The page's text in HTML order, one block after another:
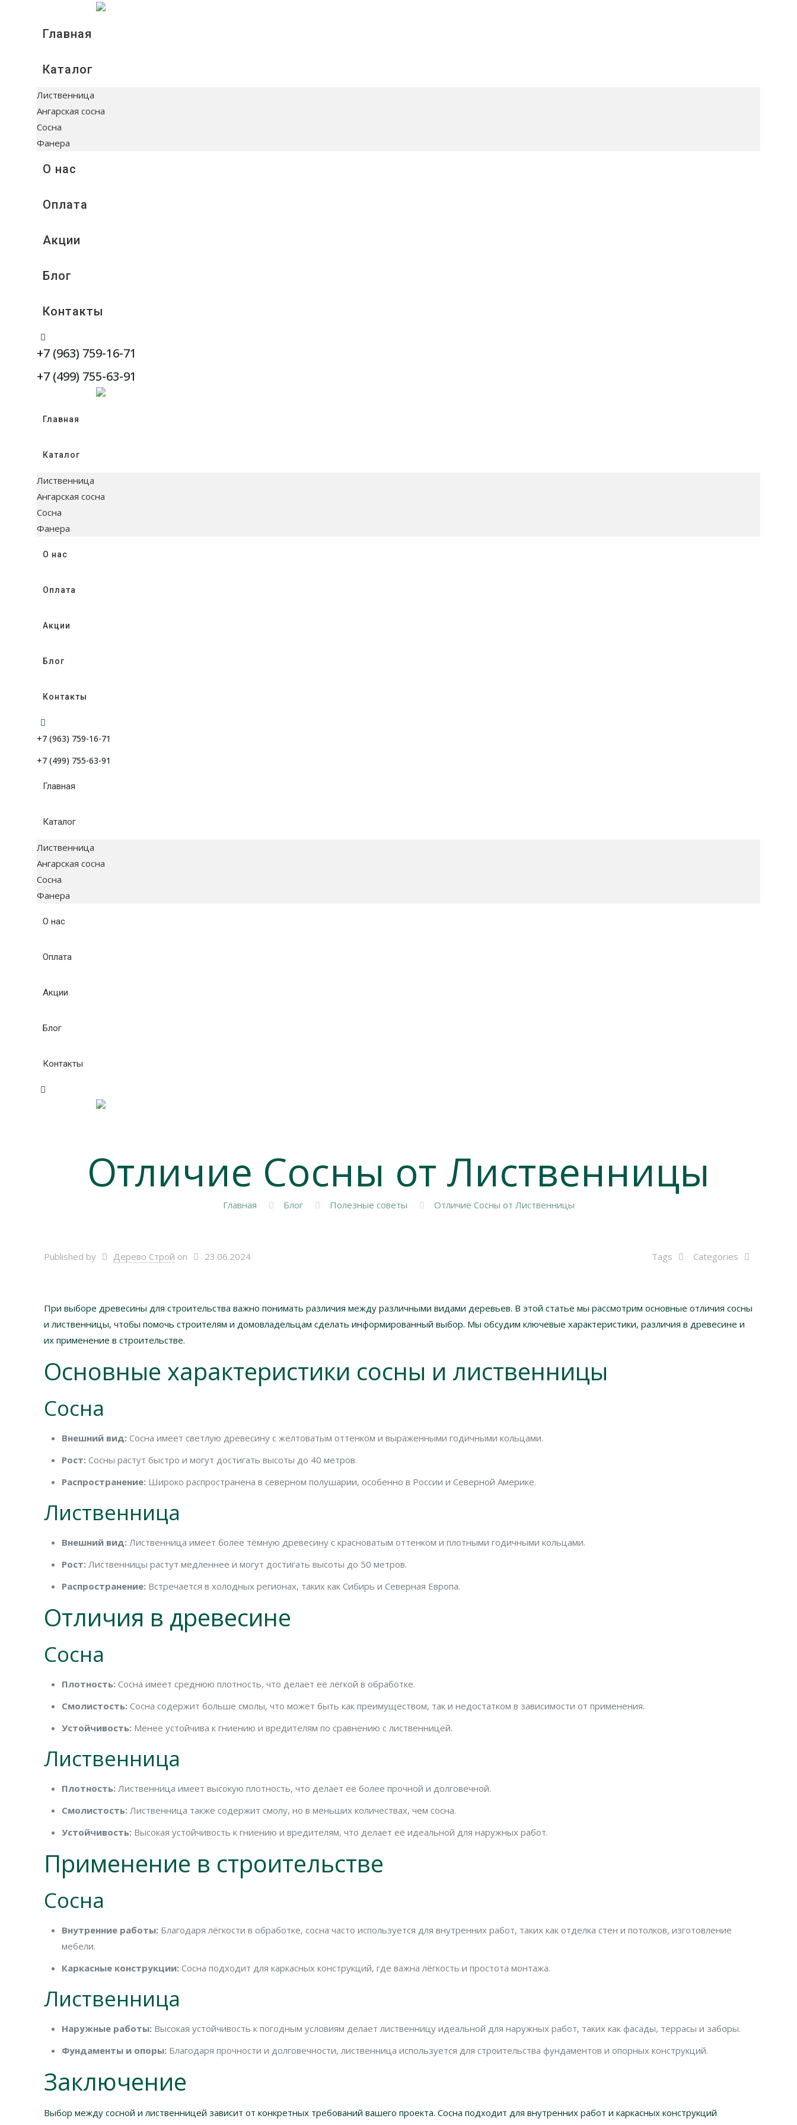
Главная
Каталог
Лиственница
Ангарская сосна
Сосна
Фанера
О нас
Оплата
Акции
Блог
Контакты
Telegram
WhatsApp
+7 (963) 759-16-71
+7 (499) 755-63-91
Главная
Каталог
Лиственница
Ангарская сосна
Сосна
Фанера
О нас
Оплата
Акции
Блог
Контакты
+7 (963) 759-16-71
+7 (499) 755-63-91
Главная
Каталог
Лиственница
Ангарская сосна
Сосна
Фанера
О нас
Оплата
Акции
Блог
Контакты
Отличие Сосны от Лиственницы
Главная Блог Полезные советы Отличие Сосны от Лиственницы
Published by Дерево Строй on 23.06.2024 Categories
Tags
При выборе древесины для строительства важно понимать различия между различными видами деревьев. В этой статье мы рассмотрим основные отличия сосны
и лиственницы, чтобы помочь строителям и домовладельцам сделать информированный выбор. Мы обсудим ключевые характеристики, различия в древесине и
их применение в строительстве.
Основные характеристики сосны и лиственницы
Сосна
Внешний вид: Сосна имеет светлую древесину с желтоватым оттенком и выраженными годичными кольцами.
Рост: Сосны растут быстро и могут достигать высоты до 40 метров.
Распространение: Широко распространена в северном полушарии, особенно в России и Северной Америке.
Лиственница
Внешний вид: Лиственница имеет более тёмную древесину с красноватым оттенком и плотными годичными кольцами.
Рост: Лиственницы растут медленнее и могут достигать высоты до 50 метров.
Распространение: Встречается в холодных регионах, таких как Сибирь и Северная Европа.
Отличия в древесине
Сосна
Плотность: Сосна имеет среднюю плотность, что делает её лёгкой в обработке.
Смолистость: Сосна содержит больше смолы, что может быть как преимуществом, так и недостатком в зависимости от применения.
Устойчивость: Менее устойчива к гниению и вредителям по сравнению с лиственницей.
Лиственница
Плотность: Лиственница имеет высокую плотность, что делает её более прочной и долговечной.
Смолистость: Лиственница также содержит смолу, но в меньших количествах, чем сосна.
Устойчивость: Высокая устойчивость к гниению и вредителям, что делает её идеальной для наружных работ.
Применение в строительстве
Сосна
Внутренние работы: Благодаря лёгкости в обработке, сосна часто используется для внутренних работ, таких как отделка стен и потолков, изготовление
мебели.
Каркасные конструкции: Сосна подходит для каркасных конструкций, где важна лёгкость и простота монтажа.
Лиственница
Наружные работы: Высокая устойчивость к погодным условиям делает лиственницу идеальной для наружных работ, таких как фасады, террасы и заборы.
Фундаменты и опоры: Благодаря прочности и долговечности, лиственница используется для строительства фундаментов и опорных конструкций.
Заключение
Выбор между сосной и лиственницей зависит от конкретных требований вашего проекта. Сосна подходит для внутренних работ и каркасных конструкций